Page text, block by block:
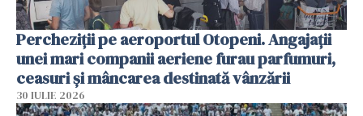
Percheziții pe aeroportul Otopeni. Angajații
unei mari companii aeriene furau parfumuri,
ceasuri și mâncarea destinată vânzării
30 IULIE 2026